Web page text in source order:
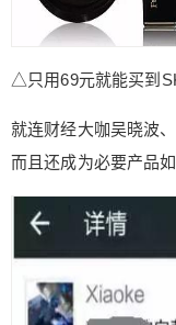
△只用69元就能买到
就连财经大咖吴晓波
而且还成为必要产品